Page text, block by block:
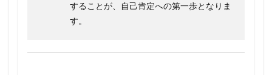
することが、自己肯定への第一歩となりま
す。